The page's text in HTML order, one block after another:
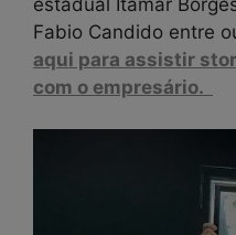
Fabio Candido entre
aqui para assistir
com o empresário.